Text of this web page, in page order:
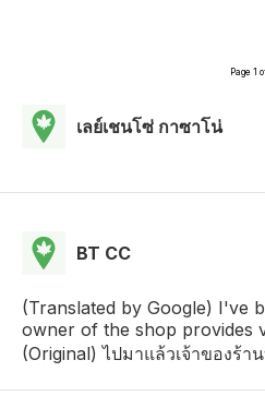
Page 1
เลย์เชนโซ่ กาซาโน่
BT CC
(Translated by Google) I've
owner of the shop provides
(Original) ไปมาแล้วเจ้าของร้า